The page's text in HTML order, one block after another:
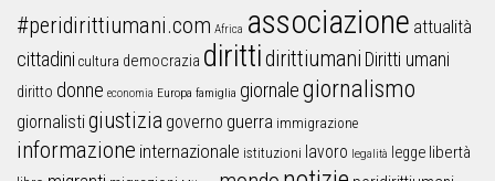
#peridirittiumani.com Africa associazione attualità
cittadini cultura democrazia dirittidirittiumani Diritti umani
diritto donne economia Europa famiglia giornalegiornalismo
giornalistigiustizia governo guerra immigrazione
informazione internazionale istituzioni lavoro legalità legge libertà